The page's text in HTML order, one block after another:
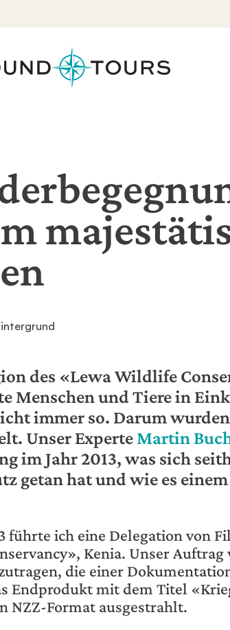
des «Lewa Wildlife
Menschen und Tiere in
immer so. Darum
Unser Experte Martin
im Jahr 2013, was sich
getan hat und wie es
führte ich eine Delegation von
Kenia. Unser
die einer
Endprodukt mit dem Titel
NZZ-Format ausgestrahlt.